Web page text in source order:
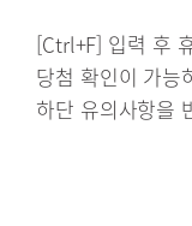
[Ctrl+F] 입력 후
당첨 확인이 가능
하단 유의사항을